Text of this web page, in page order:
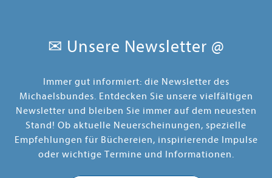
✉ Unsere Newsletter @
Immer gut informiert: die Newsletter des
Michaelsbundes. Entdecken Sie unsere vielfältigen
Newsletter und bleiben Sie immer auf dem neuesten
Stand! Ob aktuelle Neuerscheinungen, spezielle
Empfehlungen für Büchereien, inspirierende Impulse
oder wichtige Termine und Informationen.